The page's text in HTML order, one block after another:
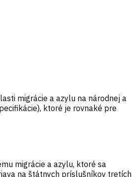
migrácie a azylu na národnej a
ktoré je rovnaké pre
migrácie a azylu, ktoré sa
na štátnych príslušníkov tretích